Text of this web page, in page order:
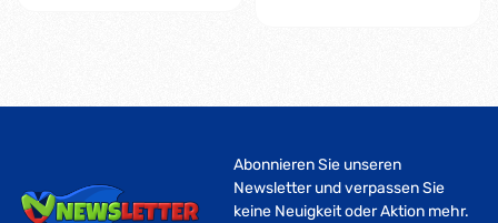
Abonnieren Sie unseren
Newsletter und verpassen Sie
keine Neuigkeit oder Aktion mehr.